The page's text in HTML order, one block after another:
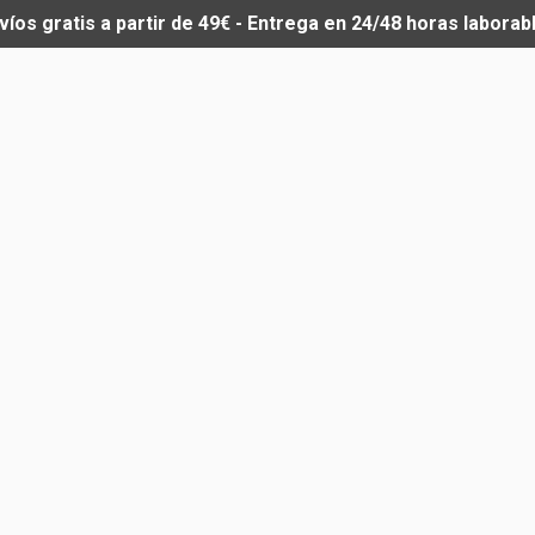
gratis a partir de 49€ - Entrega en 24/48 horas